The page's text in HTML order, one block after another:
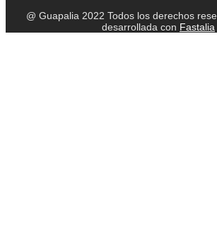
@ Guapalia 2022 Todos los derechos
desarrollada con Fastalia